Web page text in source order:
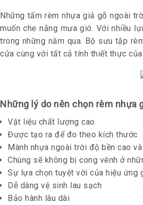
Những tấm rèm nhựa giả gỗ ngoài
muốn che nắng mưa gió. Với nhiều
trong những năm qua. Bộ sưu tập
cửa cùng với tất cả tính thiết thực
Những lý do nên chọn rèm nhựa
Vật liệu chất lượng cao
Được tạo ra để đo theo kích thước
Mành nhựa ngoài trời độ bền cao
Chúng sẽ không bị cong vênh ở
Sự lựa chọn tuyệt vời của hiệu ứng
Dễ dàng vệ sinh lau sạch
Bảo hành lâu dài